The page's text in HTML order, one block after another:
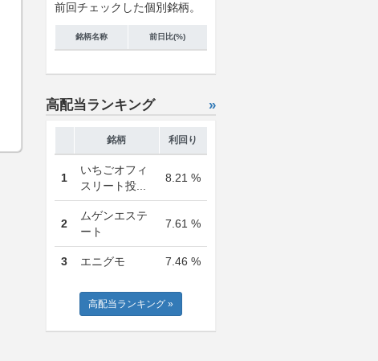
前回チェックした個別銘柄。
銘柄名称 前日比(%)
高配当ランキング »
銘柄 利回り
1
いちごオフィ
スリート投...
8.21 %
2
ムゲンエステ
ート
7.61 %
3 エニグモ 7.46 %
高配当ランキング »